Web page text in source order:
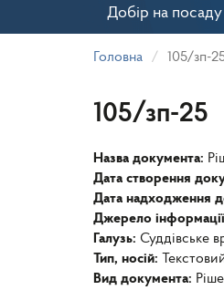
Добір на посаду
Головна 105/зп-
105/зп-25
Назва документа:
Дата створення
Дата надходження
Джерело
Галузь: Суддівське
Тип, носій:
Вид документа: